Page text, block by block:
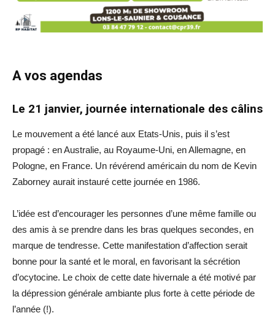
A vos agendas
Le 21 janvier, journée internationale des câlins
Le mouvement a été lancé aux Etats-Unis, puis il s’est
propagé : en Australie, au Royaume-Uni, en Allemagne, en
Pologne, en France. Un révérend américain du nom de Kevin
Zaborney aurait instauré cette journée en 1986.
L’idée est d’encourager les personnes d’une même famille ou
des amis à se prendre dans les bras quelques secondes, en
marque de tendresse. Cette manifestation d’affection serait
bonne pour la santé et le moral, en favorisant la sécrétion
d’ocytocine. Le choix de cette date hivernale a été motivé par
la dépression générale ambiante plus forte à cette période de
l’année (!).